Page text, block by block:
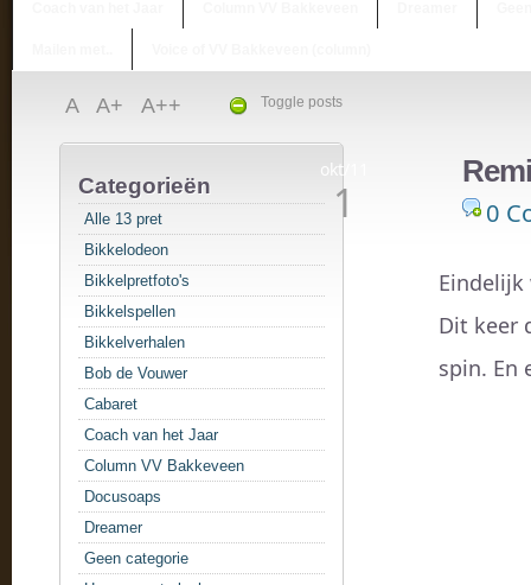
Toggle posts
A A+ A++
Categorieën
Alle 13 pret
Bikkelodeon
Bikkelpretfoto's
Bikkelspellen
Bikkelverhalen
Bob de Vouwer
Cabaret
Coach van het Jaar
Column VV Bakkeveen
Docusoaps
Dreamer
Geen categorie
okt/11
1 0
Eindelijk
Dit keer
spin. En